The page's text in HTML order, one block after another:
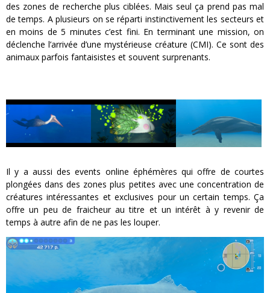
des zones de recherche plus ciblées. Mais seul ça prend pas mal
de temps. A plusieurs on se réparti instinctivement les secteurs et
en moins de 5 minutes c’est fini. En terminant une mission, on
déclenche l’arrivée d’une mystérieuse créature (CMI). Ce sont des
animaux parfois fantaisistes et souvent surprenants.
Il y a aussi des events online éphémères qui offre de courtes
plongées dans des zones plus petites avec une concentration de
créatures intéressantes et exclusives pour un certain temps. Ça
offre un peu de fraicheur au titre et un intérêt à y revenir de
temps à autre afin de ne pas les louper.